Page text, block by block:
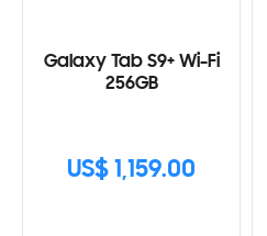
Galaxy Tab S9+ Wi-Fi
256GB
US$ 1,159.00